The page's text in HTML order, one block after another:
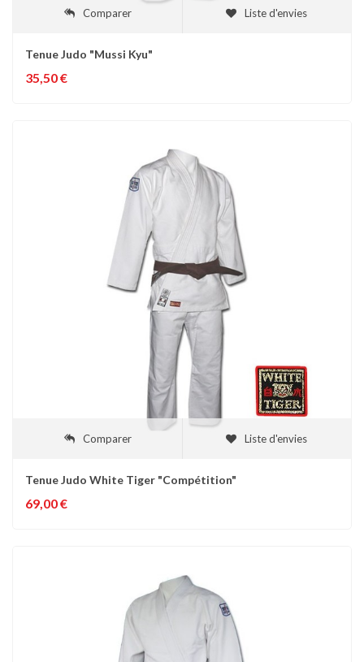
Comparer Liste d'envies
Tenue Judo "Mussi Kyu"
35,50 €
Comparer Liste d'envies
Tenue Judo White Tiger "Compétition"
69,00 €